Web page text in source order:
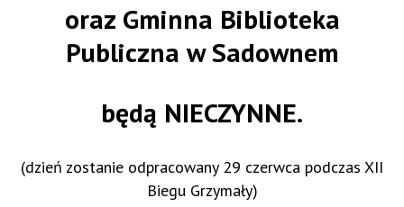
oraz Gminna Biblioteka
Publiczna w Sadownem
będą NIECZYNNE.
(dzień zostanie odpracowany 29 czerwca podczas XII
Biegu Grzymały)